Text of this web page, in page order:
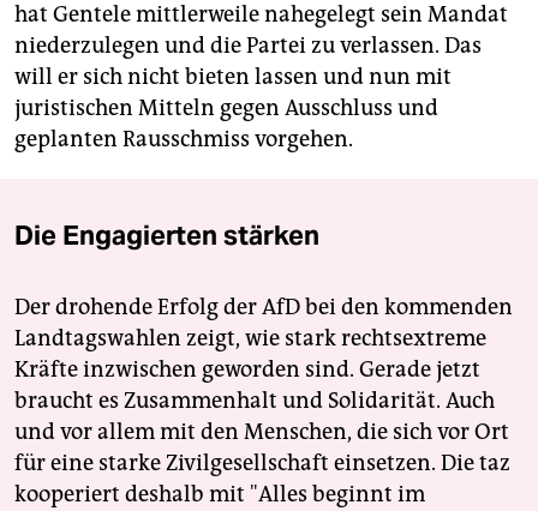
hat Gentele mittlerweile nahegelegt sein Mandat
niederzulegen und die Partei zu verlassen. Das
will er sich nicht bieten lassen und nun mit
juristischen Mitteln gegen Ausschluss und
geplanten Rausschmiss vorgehen.
Die Engagierten stärken
Der drohende Erfolg der AfD bei den kommenden
Landtagswahlen zeigt, wie stark rechtsextreme
Kräfte inzwischen geworden sind. Gerade jetzt
braucht es Zusammenhalt und Solidarität. Auch
und vor allem mit den Menschen, die sich vor Ort
für eine starke Zivilgesellschaft einsetzen. Die taz
kooperiert deshalb mit "Alles beginnt im